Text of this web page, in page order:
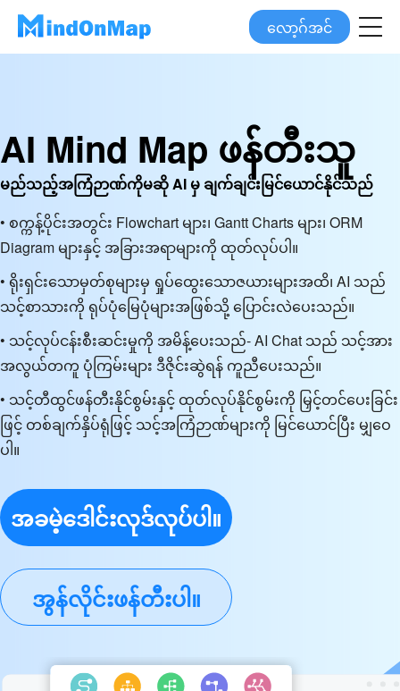
လော့ဂ်အင်
AI Mind Map ဖန်တီးသူ
မည်သည့်အကြံဉာဏ်ကိုမဆို AI မှ ချက်ချင်းမြင်ယောင်နိုင်သည်
• စက္ကန့်ပိုင်းအတွင်း Flowchart များ၊ Gantt Charts များ၊ ORM
Diagram များနှင့် အခြားအရာများကို ထုတ်လုပ်ပါ။
• ရိုးရှင်းသောမှတ်စုများမှ ရှုပ်ထွေးသောဇယားများအထိ၊ AI သည်
သင့်စာသားကို ရုပ်ပုံမြေပုံများအဖြစ်သို့ ပြောင်းလဲပေးသည်။
• သင့်လုပ်ငန်းစီးဆင်းမှုကို အမိန့်ပေးသည်- AI Chat သည် သင့်အား
အလွယ်တကူ ပုံကြမ်းများ ဒီဇိုင်းဆွဲရန် ကူညီပေးသည်။
• သင့်တီထွင်ဖန်တီးနိုင်စွမ်းနှင့် ထုတ်လုပ်နိုင်စွမ်းကို မြှင့်တင်ပေးခြင်း
ဖြင့် တစ်ချက်နှိပ်ရုံဖြင့် သင့်အကြံဉာဏ်များကို မြင်ယောင်ပြီး မျှဝေ
ပါ။
အခမဲ့ဒေါင်းလုဒ်လုပ်ပါ။
အွန်လိုင်းဖန်တီးပါ။